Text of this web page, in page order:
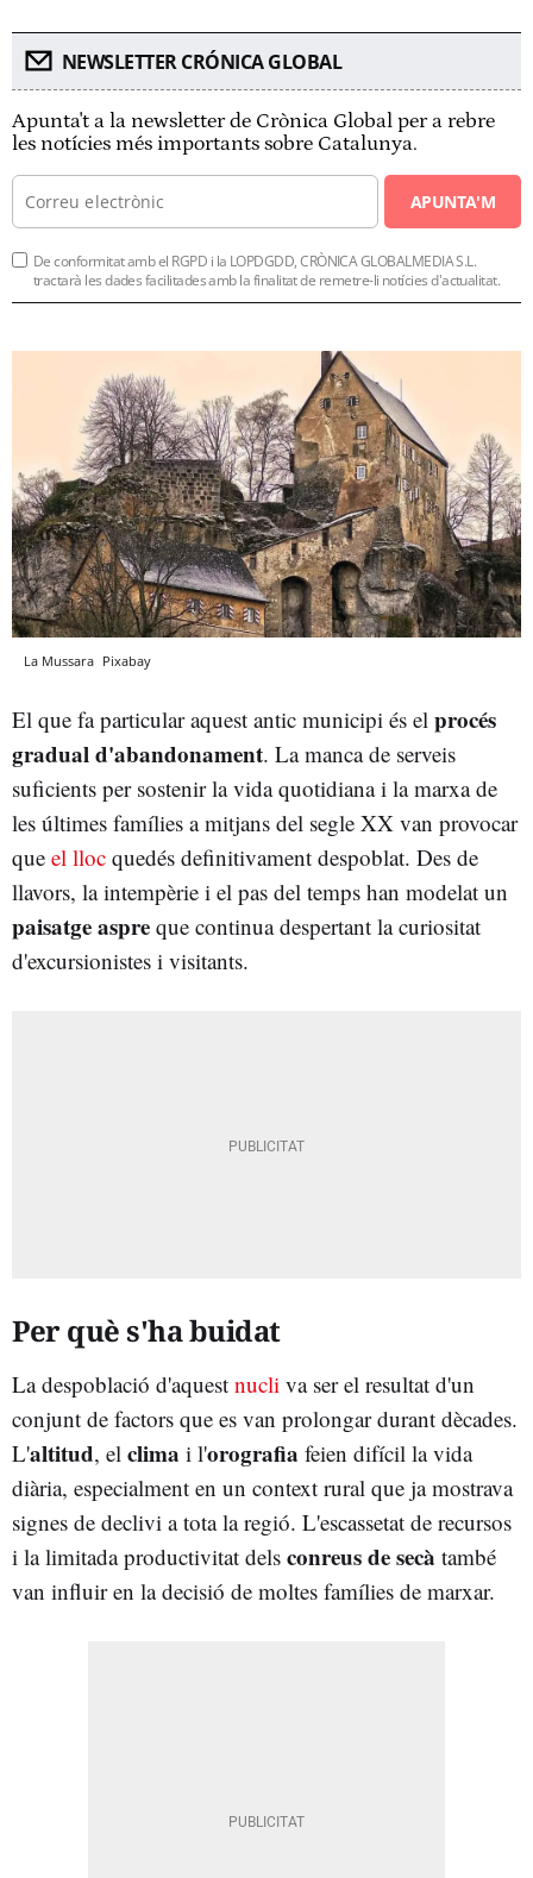
NEWSLETTER CRÓNICA GLOBAL
Apunta't a la newsletter de Crònica Global per a rebre
les notícies més importants sobre Catalunya.
APUNTA'M
De conformitat amb el RGPD i la LOPDGDD, CRÒNICA GLOBALMEDIA S.L.
tractarà les dades facilitades amb la finalitat de remetre-li notícies d'actualitat.
La Mussara Pixabay
El que fa particular aquest antic municipi és el procés
gradual d'abandonament. La manca de serveis
suficients per sostenir la vida quotidiana i la marxa de
les últimes famílies a mitjans del segle XX van provocar
que el lloc quedés definitivament despoblat. Des de
llavors, la intempèrie i el pas del temps han modelat un
paisatge aspre que continua despertant la curiositat
d'excursionistes i visitants.
Per què s'ha buidat
La despoblació d'aquest nucli va ser el resultat d'un
conjunt de factors que es van prolongar durant dècades.
L'altitud, el clima i l'orografia feien difícil la vida
diària, especialment en un context rural que ja mostrava
signes de declivi a tota la regió. L'escassetat de recursos
i la limitada productivitat dels conreus de secà també
van influir en la decisió de moltes famílies de marxar.